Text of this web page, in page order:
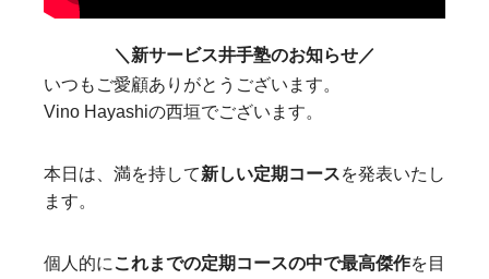
＼新サービス井手塾のお知らせ／
いつもご愛顧ありがとうございます。
Vino Hayashiの西垣でございます。
本日は、満を持して新しい定期コースを発表いたし
ます。
個人的に これまでの定期コースの中で最高傑作を目